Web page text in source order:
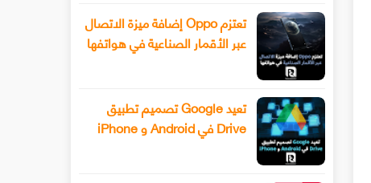
تعتزم Oppo إضافة ميزة الاتصال
عبر الأقمار الصناعية في هواتفها
تعيد Google تصميم تطبيق
Drive في Android و iPhone